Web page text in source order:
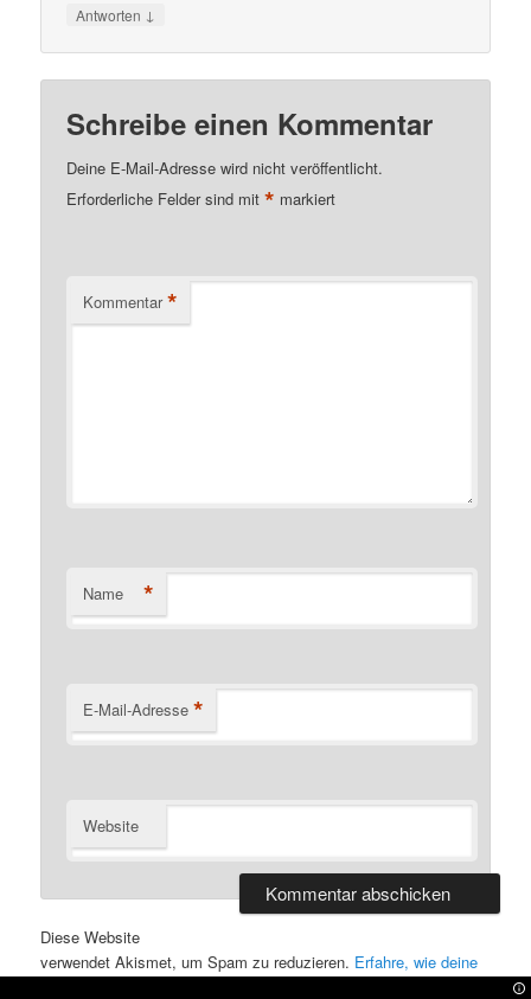
Antworten ↓
Schreibe einen Kommentar
Deine E-Mail-Adresse wird nicht veröffentlicht.
Erforderliche Felder sind mit* markiert
Kommentar *
Name *
E-Mail-Adresse *
Website
Diese Website
verwendet Akismet, um Spam zu reduzieren. Erfahre, wie deine